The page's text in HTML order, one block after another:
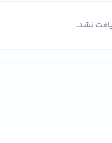
نشد.